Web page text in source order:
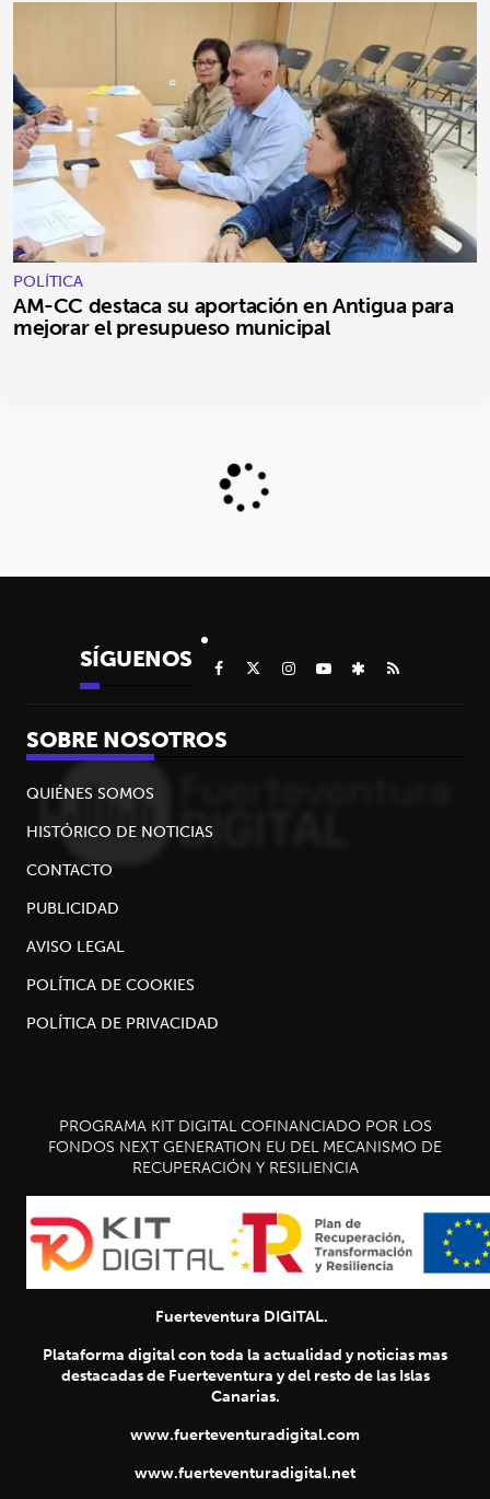
POLÍTICA
AM-CC destaca su aportación en Antigua para
mejorar el presupueso municipal
SÍGUENOS
SOBRE NOSOTROS
QUIÉNES SOMOS
HISTÓRICO DE NOTICIAS
CONTACTO
PUBLICIDAD
AVISO LEGAL
POLÍTICA DE COOKIES
POLÍTICA DE PRIVACIDAD
PROGRAMA KIT DIGITAL COFINANCIADO POR LOS
FONDOS NEXT GENERATION EU DEL MECANISMO DE
RECUPERACIÓN Y RESILIENCIA
Fuerteventura DIGITAL.
Plataforma digital con toda la actualidad y noticias mas
destacadas de Fuerteventura y del resto de las Islas
Canarias.
www.fuerteventuradigital.com
www.fuerteventuradigital.net